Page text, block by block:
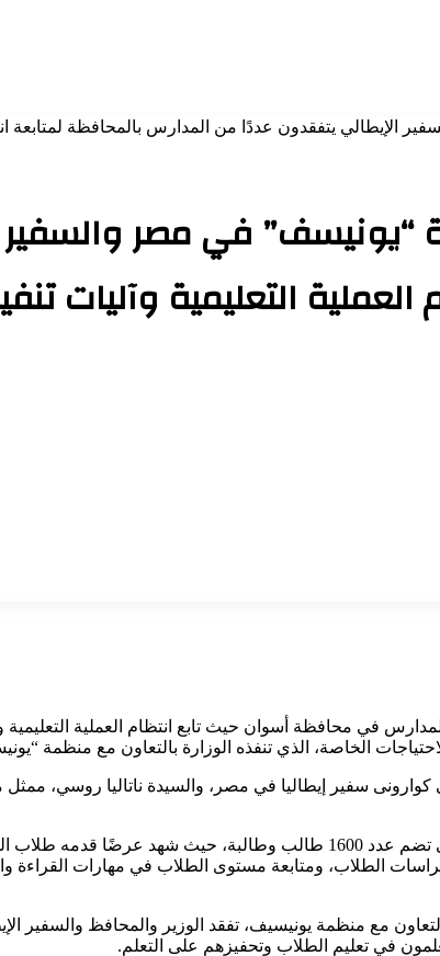
يتفقدون عددًا من المدارس بالمحافظة لمتابعة
“يونيسف” في مصر
التعليمية وآليات
في محافظة أسوان حيث تابع انتظام العملية
الخاصة، الذي تنفذه الوزارة بالتعاون مع منظمة
كوارونى سفير إيطاليا في مصر، والسيدة ناتاليا روسي،
واستهل الوزير جولته بزيارة مدرسة السادات الابتدائية التابعة لإدارة أسوان التعليمية، والتى
الطلاب، ومتابعة مستوى الطلاب في مهارات القراءة
مع منظمة يونيسيف، تفقد الوزير والمحافظ والسفير
في تعليم الطلاب وتحفيزهم على التعلم.